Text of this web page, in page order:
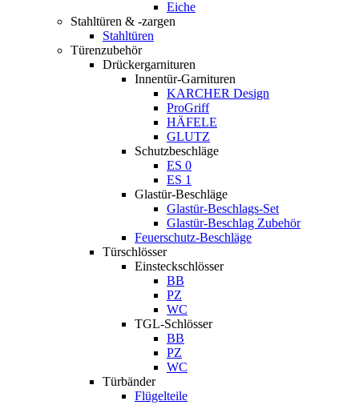
Eiche
Stahltüren & -zargen
Stahltüren
Türenzubehör
Drückergarnituren
Innentür-Garnituren
KARCHER Design
ProGriff
HÄFELE
GLUTZ
Schutzbeschläge
ES 0
ES 1
Glastür-Beschläge
Glastür-Beschlags-Set
Glastür-Beschlag Zubehör
Feuerschutz-Beschläge
Türschlösser
Einsteckschlösser
BB
PZ
WC
TGL-Schlösser
BB
PZ
WC
Türbänder
Flügelteile